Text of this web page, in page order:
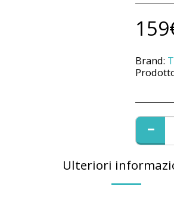
159
Brand:
Ulteriori